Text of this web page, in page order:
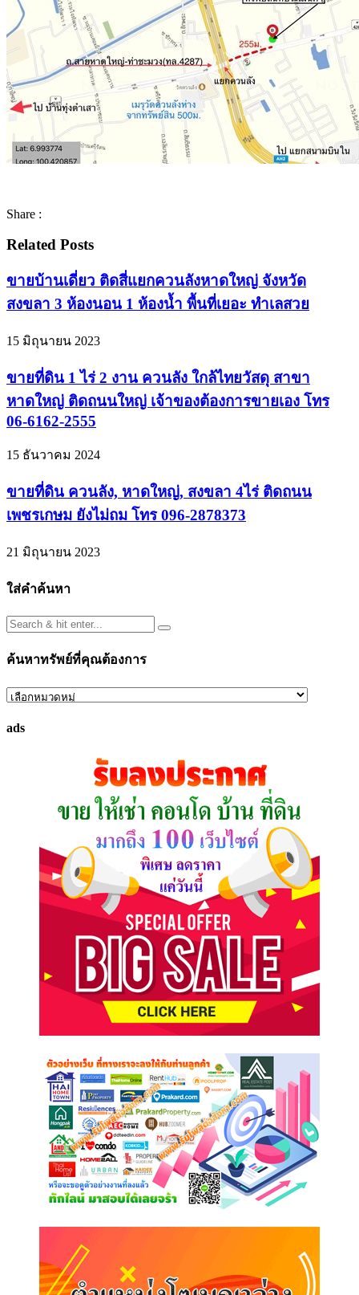
Share :
Related Posts
ขายบ้านเดี่ยว ติดสี่แยกควนลังหาดใหญ่ จังหวัด
สงขลา 3 ห้องนอน 1 ห้องน้ำ พื้นที่เยอะ ทำเลสวย
15 มิถุนายน 2023
ขายที่ดิน 1 ไร่ 2 งาน ควนลัง ใกล้ไทยวัสดุ สาขา
หาดใหญ่ ติดถนนใหญ่ เจ้าของต้องการขายเอง โทร
06-6162-2555
15 ธันวาคม 2024
ขายที่ดิน ควนลัง, หาดใหญ่, สงขลา 4ไร่ ติดถนน
เพชรเกษม ยังไม่ถม โทร 096-2878373
21 มิถุนายน 2023
ใส่คำค้นหา
ค้นหาทรัพย์ที่คุณต้องการ
ค้นหา
ที่
ads